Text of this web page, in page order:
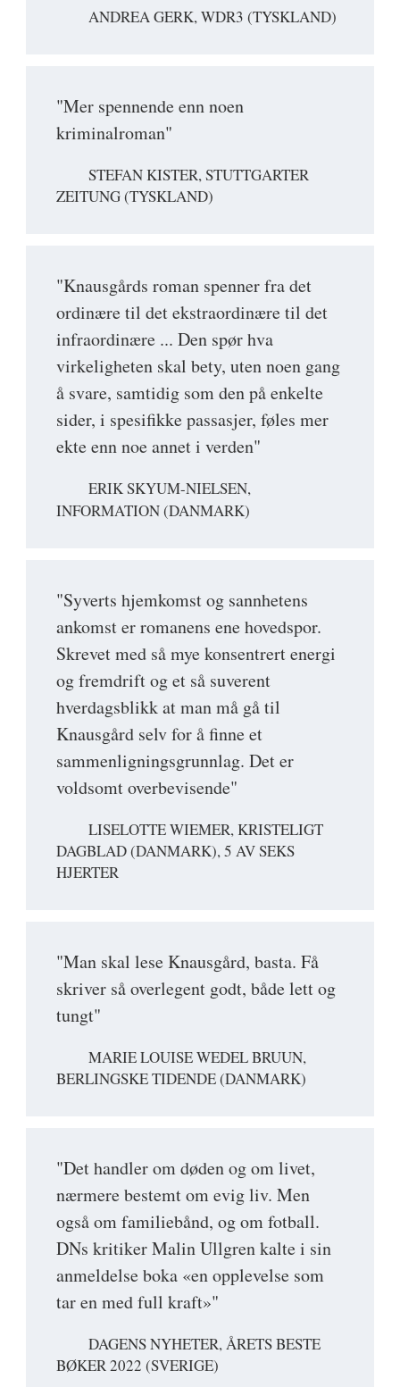
ANDREA GERK, WDR3 (TYSKLAND)
"Mer spennende enn noen
kriminalroman"
STEFAN KISTER, STUTTGARTER
ZEITUNG (TYSKLAND)
"Knausgårds roman spenner fra det
ordinære til det ekstraordinære til det
infraordinære ... Den spør hva
virkeligheten skal bety, uten noen gang
å svare, samtidig som den på enkelte
sider, i spesifikke passasjer, føles mer
ekte enn noe annet i verden"
ERIK SKYUM-NIELSEN,
INFORMATION (DANMARK)
"Syverts hjemkomst og sannhetens
ankomst er romanens ene hovedspor.
Skrevet med så mye konsentrert energi
og fremdrift og et så suverent
hverdagsblikk at man må gå til
Knausgård selv for å finne et
sammenligningsgrunnlag. Det er
voldsomt overbevisende"
LISELOTTE WIEMER, KRISTELIGT
DAGBLAD (DANMARK), 5 AV SEKS
HJERTER
"Man skal lese Knausgård, basta. Få
skriver så overlegent godt, både lett og
tungt"
MARIE LOUISE WEDEL BRUUN,
BERLINGSKE TIDENDE (DANMARK)
"Det handler om døden og om livet,
nærmere bestemt om evig liv. Men
også om familiebånd, og om fotball.
DNs kritiker Malin Ullgren kalte i sin
anmeldelse boka «en opplevelse som
tar en med full kraft»"
DAGENS NYHETER, ÅRETS BESTE
BØKER 2022 (SVERIGE)